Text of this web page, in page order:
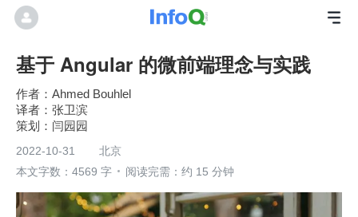
基于 Angular 的微前端理念与实践
Ahmed Bouhlel
张卫滨
闫园园
2022-10-31
北京
本文字数：4569 字
阅读完需：约 15 分钟